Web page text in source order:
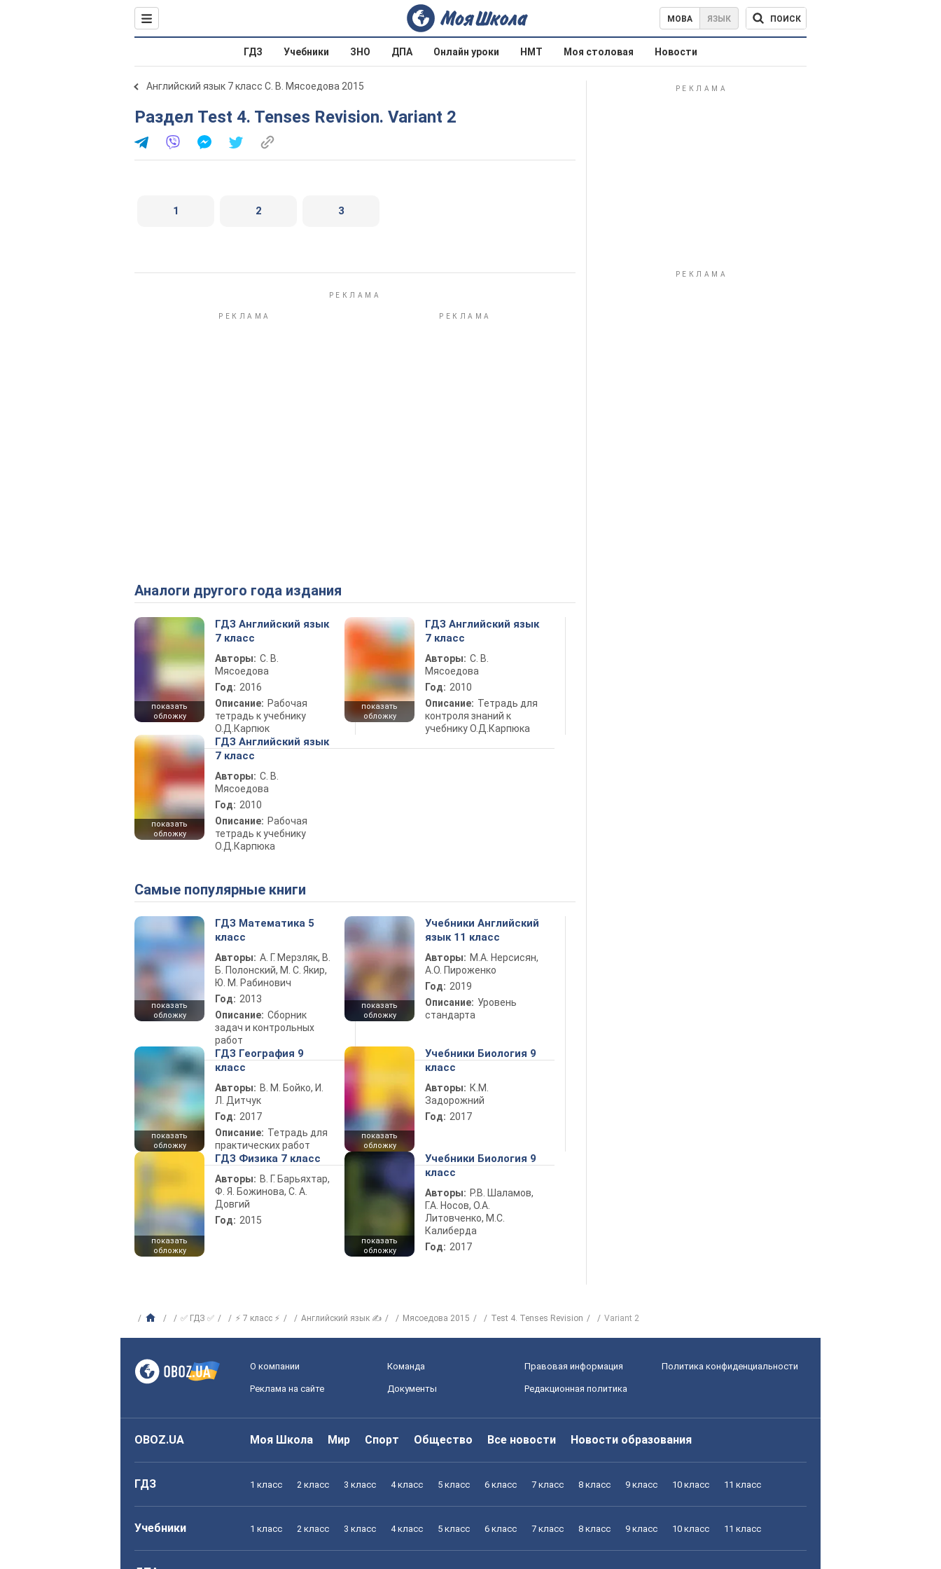
МОВА ЯЗЫК ПОИСК
ГДЗ Учебники ЗНО ДПА Онлайн уроки НМТ Моя столовая Новости
Английский язык 7 класс С. В. Мясоедова 2015
Раздел Test 4. Tenses Revision. Variant 2
1 2 3
Аналоги другого года издания
показать
обложку
ГДЗ Английский язык
7 класс
Авторы: С. В.
Мясоедова
Год: 2016
Описание: Рабочая
тетрадь к учебнику
О.Д.Карпюк
показать
обложку
ГДЗ Английский язык
7 класс
Авторы: С. В.
Мясоедова
Год: 2010
Описание: Тетрадь для
контроля знаний к
учебнику О.Д.Карпюка
показать
обложку
ГДЗ Английский язык
7 класс
Авторы: С. В.
Мясоедова
Год: 2010
Описание: Рабочая
тетрадь к учебнику
О.Д.Карпюка
Самые популярные книги
показать
обложку
ГДЗ Математика 5
класс
Авторы: А. Г. Мерзляк, В.
Б. Полонский, М. С. Якир,
Ю. М. Рабинович
Год: 2013
Описание: Сборник
задач и контрольных
работ
показать
обложку
Учебники Английский
язык 11 класс
Авторы: М.А. Нерсисян,
А.О. Пироженко
Год: 2019
Описание: Уровень
стандарта
показать
обложку
ГДЗ География 9
класс
Авторы: В. М. Бойко, И.
Л. Дитчук
Год: 2017
Описание: Тетрадь для
практических работ
показать
обложку
Учебники Биология 9
класс
Авторы: К.М.
Задорожний
Год: 2017
показать
обложку
ГДЗ Физика 7 класс
Авторы: В. Г. Барьяхтар,
Ф. Я. Божинова, С. А.
Довгий
Год: 2015
показать
обложку
Учебники Биология 9
класс
Авторы: Р.В. Шаламов,
Г.А. Носов, О.А.
Литовченко, М.С.
Калиберда
Год: 2017
✅ ГДЗ ✅ ⚡ 7 класс ⚡ Английский язык ✍ Мясоедова 2015 Test 4. Tenses Revision Variant 2
О компании Команда Правовая информация Политика конфиденциальности
Реклама на сайте Документы Редакционная политика
OBOZ.UA Моя Школа Мир Спорт Общество Все новости Новости образования
ГДЗ 1 класс 2 класс 3 класс 4 класс 5 класс 6 класс 7 класс 8 класс 9 класс 10 класс 11 класс
Учебники 1 класс 2 класс 3 класс 4 класс 5 класс 6 класс 7 класс 8 класс 9 класс 10 класс 11 класс